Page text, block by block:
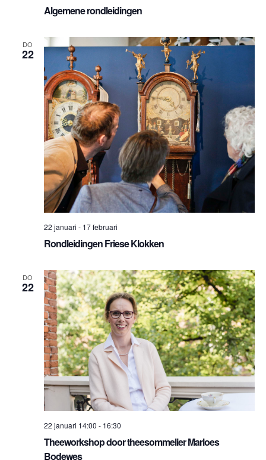
Algemene rondleidingen
DO
22
Rondleidingen Friese Klokken
22 januari - 17 februari
DO
22
Theeworkshop door theesommelier Marloes
Bodewes
22 januari 14:00 - 16:30